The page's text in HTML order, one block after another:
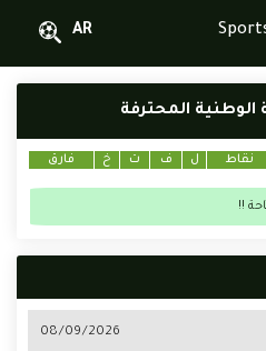
AR
الوطنية المحترفة
نقاط ل ف ت خ فارق
!!